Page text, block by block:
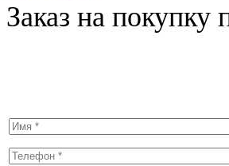
Заказ на покупку